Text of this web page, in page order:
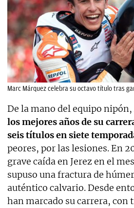
Marc Márquez celebra su octavo título tras
De la mano del equipo nipón,
los mejores años de su
seis títulos en siete
peores, por las lesiones. En
grave caída en Jerez en el
supuso una fractura de
auténtico calvario. Desde
han marcado su carrera, con